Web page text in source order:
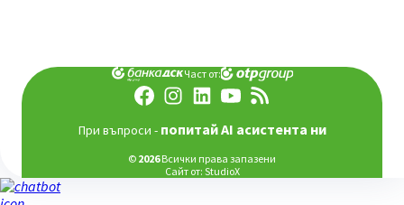
Част от:
При въпроси - попитай AI асистента ни
© 2026Всички права запазени
Сайт от: StudioX